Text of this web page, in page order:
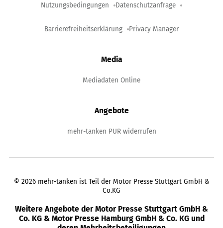
Nutzungsbedingungen Datenschutzanfrage
Barrierefreiheitserklärung Privacy Manager
Media
Mediadaten Online
Angebote
mehr-tanken PUR widerrufen
© 2026 mehr-tanken ist Teil der Motor Presse Stuttgart GmbH &
Co.KG
Weitere Angebote der Motor Presse Stuttgart GmbH &
Co. KG & Motor Presse Hamburg GmbH & Co. KG und